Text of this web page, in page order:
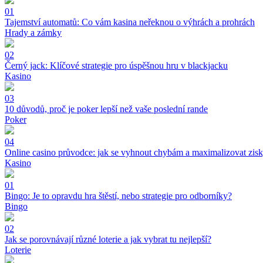
01
Tajemství automatů: Co vám kasina neřeknou o výhrách a prohrách
Hrady a zámky
02
Černý jack: Klíčové strategie pro úspěšnou hru v blackjacku
Kasino
03
10 důvodů, proč je poker lepší než vaše poslední rande
Poker
04
Online casino průvodce: jak se vyhnout chybám a maximalizovat
Kasino
01
Bingo: Je to opravdu hra štěstí, nebo strategie pro odborníky?
Bingo
02
Jak se porovnávají různé loterie a jak vybrat tu nejlepší?
Loterie